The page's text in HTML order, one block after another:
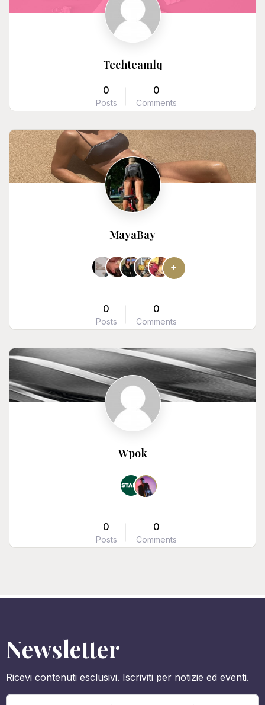
Techteamlq
0
Posts
0
Comments
MayaBay
0
Posts
0
Comments
Wpok
0
Posts
0
Comments
Newsletter
Ricevi contenuti esclusivi. Iscriviti per notizie ed eventi.